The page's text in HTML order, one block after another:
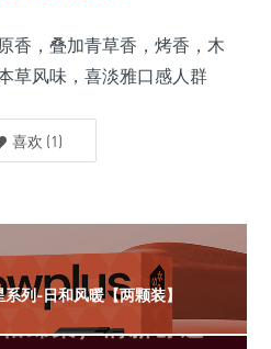
香，叠加青草香，烤香，木
草风味，喜淡雅口感人群
喜欢 (1)
列-日和风暖【两颗装】